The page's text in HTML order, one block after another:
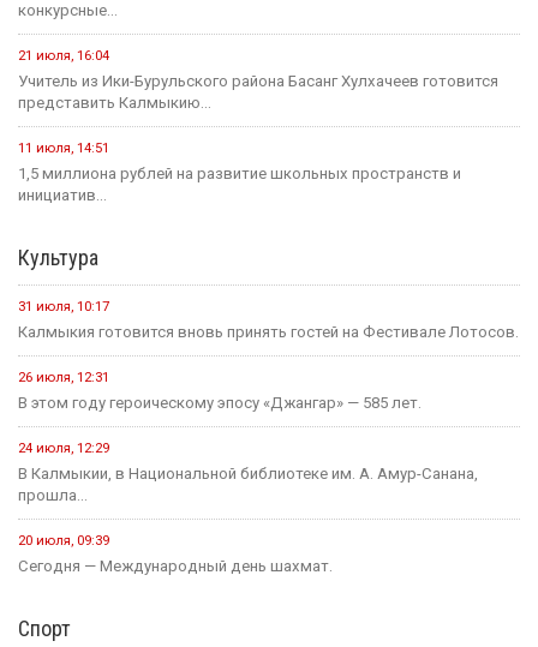
конкурсные...
21 июля, 16:04
Учитель из Ики-Бурульского района Басанг Хулхачеев готовится
представить Калмыкию...
11 июля, 14:51
1,5 миллиона рублей на развитие школьных пространств и
инициатив...
Культура
31 июля, 10:17
Калмыкия готовится вновь принять гостей на Фестивале Лотосов.
26 июля, 12:31
В этом году героическому эпосу «Джангар» — 585 лет.
24 июля, 12:29
В Калмыкии, в Национальной библиотеке им. А. Амур-Санана,
прошла...
20 июля, 09:39
Сегодня — Международный день шахмат.
Спорт